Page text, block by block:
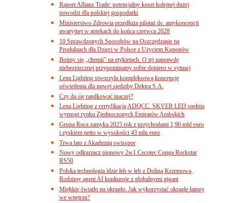
Raport Allianz Trade: potencjalny koszt kolejnej dużej
powodzi dla polskiej gospodarki
Ministerstwo Zdrowia przedłuża pilotaż ds. antykoncepcji
awaryjnej w aptekach do końca czerwca 2028
10 Sprawdzonych Sposobów na Oszczędzanie na
Produktach dla Dzieci w Polsce z Użyciem Kuponów
Boimy się „chemii” na etykietach. O tej naprawdę
niebezpiecznej przypominamy sobie dopiero w sytuacj
Lena Lighting stworzyła kompleksową koncepcję
oświetlenia dla nowej siedziby Dektra S.A.
Czy da się randkować inaczej?
Lena Lighting z certyfikacją ADQCC. SKVER LED spełnia
wymogi rynku Zjednoczonych Emiratów Arabskich
Grupa Roca zamyka 2025 rok z przychodami 1,96 mld euro
i zyskiem netto w wysokości 43 mln euro
Trwa lato z Akademią swisspor
Nowy odkurzacz pionowy 2w1 Cecotec Conga Rockstar
RS50
Polska technologia idzie łeb w łeb z Doliną Krzemową.
Rodzimy agent AI konkuruje z globalnymi gigant
Miękkie światło na okrągło. Jak wykorzystać okrągłe lampy
we wnętrzu?